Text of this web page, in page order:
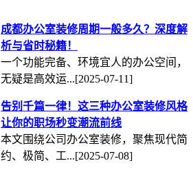
成都办公室装修周期一般多久？深度解
析与省时秘籍！
一个功能完备、环境宜人的办公空间，
无疑是高效运...[2025-07-11]
告别千篇一律！这三种办公室装修风格
让你的职场秒变潮流前线
本文围绕公司办公室装修，聚焦现代简
约、极简、工...[2025-07-08]